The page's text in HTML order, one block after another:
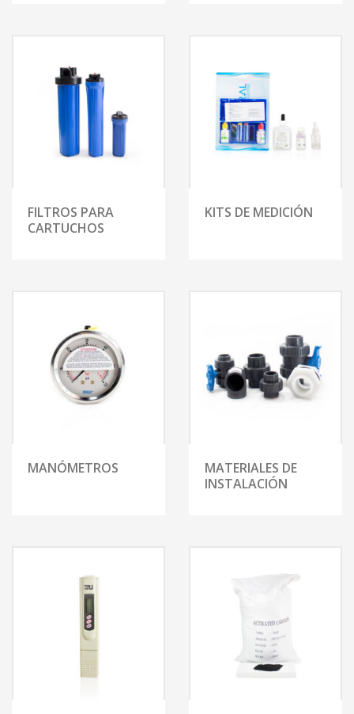
FILTROS PARA
CARTUCHOS
KITS DE MEDICIÓN
MANÓMETROS
MATERIALES DE
INSTALACIÓN